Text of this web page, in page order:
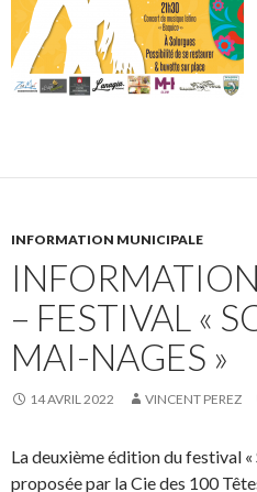
INFORMATION MUNICIPALE
– FESTIVAL «
MAI-NAGES »
14 AVRIL 2022 VINCENT PEREZ
La deuxième édition du festival
proposée par la Cie des 100